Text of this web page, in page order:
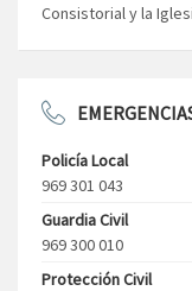
Consistorial y la
Policía Local
969 301 043
Guardia Civil
969 300 010
Protección Civil